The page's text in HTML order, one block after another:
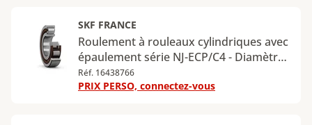
SKF FRANCE
Roulement à rouleaux cylindriques avec
épaulement série NJ-ECP/C4 - Diamètre
intérieur : 40 mm - Diamètre extérieur :
90 mm - Largeur : 23 mm - Charge
Réf. 16438766
PRIX PERSO, connectez-vous